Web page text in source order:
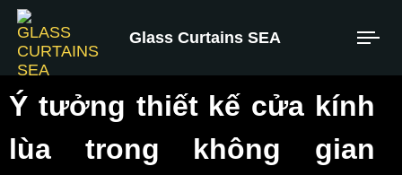
Glass Curtains SEA
Ý tưởng thiết kế cửa kính
lùa trong không gian